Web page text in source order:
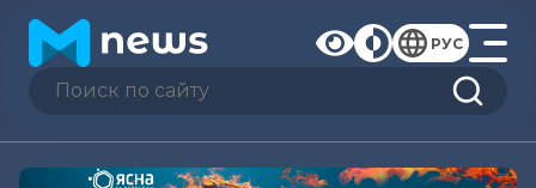
РУС